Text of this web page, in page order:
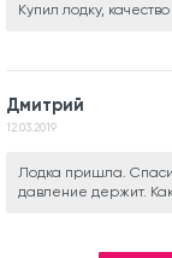
Купил лодку,
Дмитрий
12.03.2019
Лодка пришла.
давление держит.